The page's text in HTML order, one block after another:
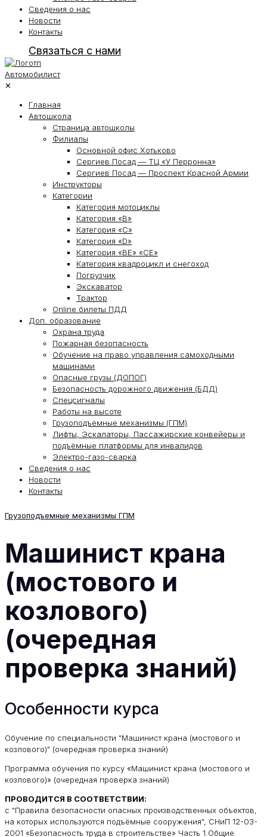
Сведения о нас
Новости
Контакты
Связаться с нами
✕
Главная
Автошкола
Страница автошколы
Филиалы
Основной офис Хотьково
Сергиев Посад — ТЦ «У Перронна»
Сергиев Посад — Проспект Красной Армии
Инструкторы
Категории
Категория мотоциклы
Категория «В»
Категория «С»
Категория «D»
Категория «ВЕ» «СЕ»
Категория квадроцикл и снегоход
Погрузчик
Экскаватор
Трактор
Online билеты ПДД
Доп. образование
Охрана труда
Пожарная безопасность
Обучение на право управления самоходными
машинами
Опасные грузы (ДОПОГ)
Безопасность дорожного движения (БДД)
Спецсигналы
Работы на высоте
Грузоподъемные механизмы (ГПМ)
Лифты, Эскалаторы, Пассажирские конвейеры и
подъёмные платформы для инвалидов
Электро-газо-сварка
Сведения о нас
Новости
Контакты
Грузоподъемные механизмы ГПМ
Машинист крана
(мостового и
козлового)
(очередная
проверка знаний)
Особенности курса
Обучение по специальности "Машинист крана (мостового и
козлового)" (очередная проверка знаний)
Программа обучения по курсу «Машинист крана (мостового и
козлового)» (очередная проверка знаний)
ПРОВОДИТСЯ В СООТВЕТСТВИИ:
с "Правила безопасности опасных производственных объектов,
на которых используются подъёмные сооружения", СНиП 12-03-
2001 «Безопасность труда в строительстве» Часть 1.Общие